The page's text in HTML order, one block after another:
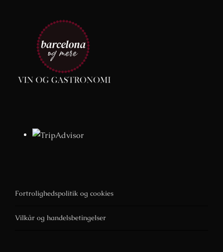
Fortrolighedspolitik og cookies
Vilkår og handelsbetingelser